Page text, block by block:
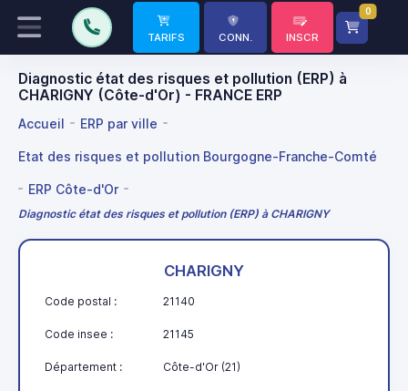
TARIFS CONN. INSCR
0
Diagnostic état des risques et pollution (ERP) à
CHARIGNY (Côte-d'Or) - FRANCE ERP
Accueil ERP par ville
Etat des risques et pollution Bourgogne-Franche-Comté
ERP Côte-d'Or
Diagnostic état des risques et pollution (ERP) à CHARIGNY
CHARIGNY
Code postal : 21140
Code insee : 21145
Département : Côte-d'Or (21)